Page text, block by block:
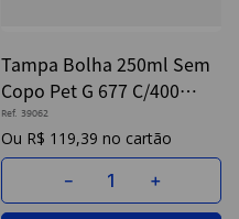
Tampa Bolha 250ml Sem
Copo Pet G 677 C/400
Unidades - Galvanotek
Ref. 39062
R$ 119,39
＋
－